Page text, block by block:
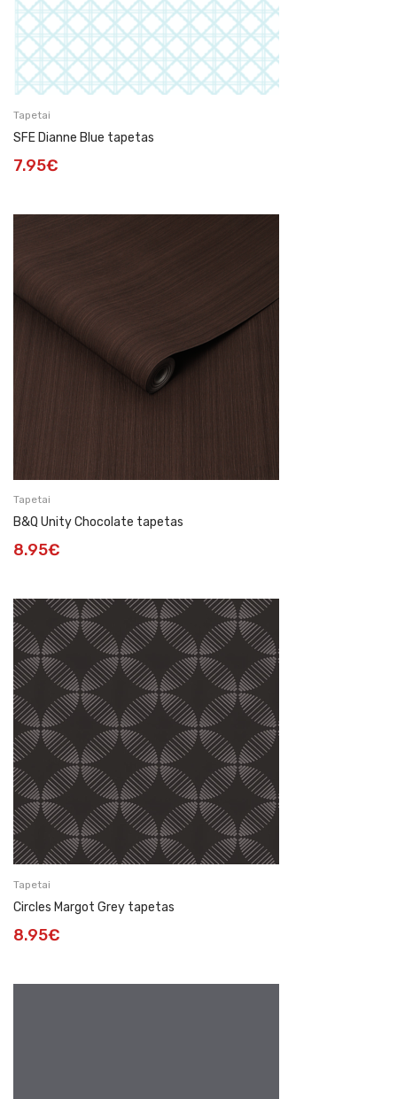
Tapetai
SFE Dianne Blue tapetas
7.95€
Tapetai
B&Q Unity Chocolate tapetas
8.95€
Tapetai
Circles Margot Grey tapetas
8.95€